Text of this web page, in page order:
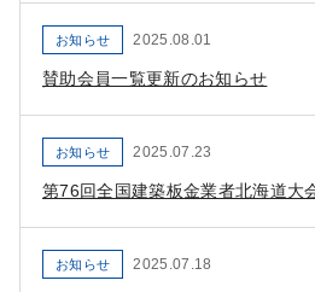
お知らせ 2025.08.01
賛助会員一覧更新のお知らせ
お知らせ 2025.07.23
お知らせ 2025.07.18